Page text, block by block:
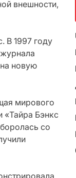
внешности,
В 1997 году
новую
мирового
«Тайра Бэнкс
со